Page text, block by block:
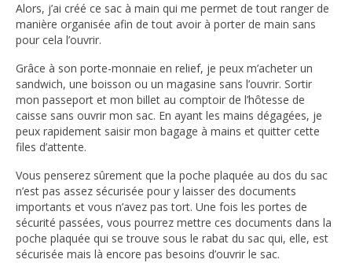
Alors, j’ai créé ce sac à main qui me permet de tout ranger de
manière organisée afin de tout avoir à porter de main sans
pour cela l’ouvrir.
Grâce à son porte-monnaie en relief, je peux m’acheter un
sandwich, une boisson ou un magasine sans l’ouvrir. Sortir
mon passeport et mon billet au comptoir de l’hôtesse de
caisse sans ouvrir mon sac. En ayant les mains dégagées, je
peux rapidement saisir mon bagage à mains et quitter cette
files d’attente.
Vous penserez sûrement que la poche plaquée au dos du sac
n’est pas assez sécurisée pour y laisser des documents
importants et vous n’avez pas tort. Une fois les portes de
sécurité passées, vous pourrez mettre ces documents dans la
poche plaquée qui se trouve sous le rabat du sac qui, elle, est
sécurisée mais là encore pas besoins d’ouvrir le sac.